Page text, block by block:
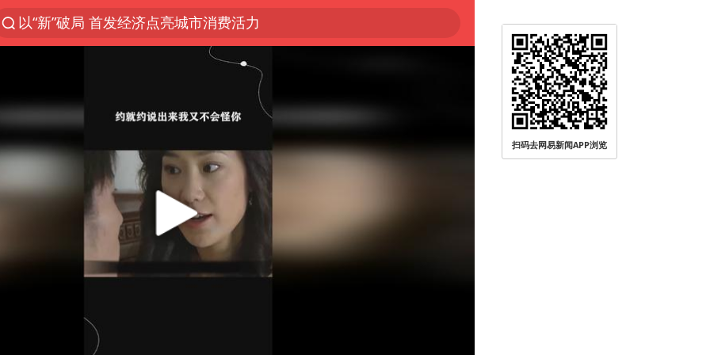
以“新”破局 首发经济点亮城市消费活力
中方回应是否在太平洋海底开采稀土
外交部发言人就广岛核爆81周年等答记者问
吉林一“温度计大楼”读数爆表
台风白海豚影响中国已成定局
我国编制完成新版全月地质图
中国五箭齐发反制美国
女子利用漏洞0元薅走3000多件家电
泰国一女公务员妆容引争议 本人回应
扫码去网易新闻APP浏览